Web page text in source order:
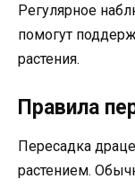
Регулярное
помогут
растения.
Правила
Пересадка
растением.